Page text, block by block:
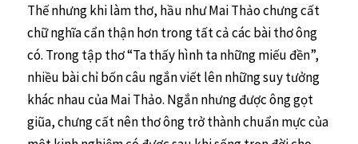
Thế nhưng khi làm thơ, hầu như Mai Thảo chưng cất
chữ nghĩa cẩn thận hơn trong tất cả các bài thơ ông
có. Trong tập thơ “Ta thấy hình ta những miếu đền”,
nhiều bài chỉ bốn câu ngắn viết lên những suy tưởng
khác nhau của Mai Thảo. Ngắn nhưng được ông gọt
giũa, chưng cất nên thơ ông trở thành chuẩn mực của